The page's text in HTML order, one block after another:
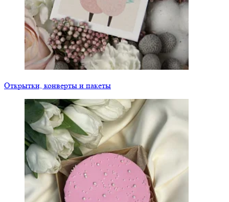
Открытки, конверты и пакеты